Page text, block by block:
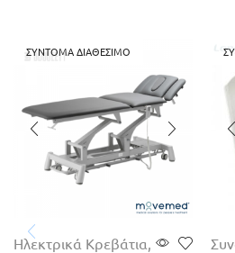
Ηλεκτρικά Κρεβάτια
ΣΎΝΤΟΜΑ ΔΙΑΘΈΣΙΜΟ